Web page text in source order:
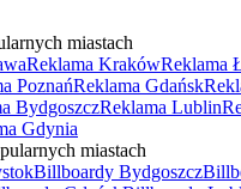
miastach
Reklama KrakówReklama
PoznańReklama Gdańsk
BydgoszczReklama Lublin
Gdynia
miastach
Billboardy Bydgoszcz